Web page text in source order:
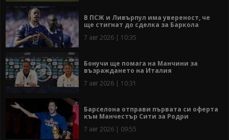
В ПСЖ и Ливърпул има увереност, че
ще стигнат до сделка за Баркола
7 авг 2026 | 10:35
Бонучи ще помага на Манчини за
възраждането на Италия
7 авг 2026 | 10:31
Барселона отправи първата си оферта
към Манчестър Сити за Родри
7 авг 2026 | 09:55